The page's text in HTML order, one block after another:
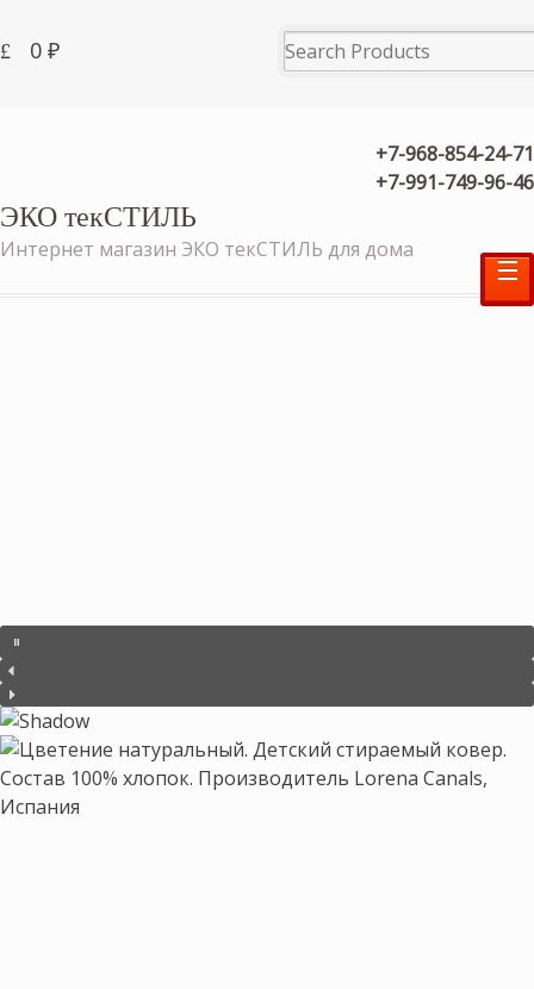
0₽
+7-968-854-24-71
+7-991-749-96-46
ЭКО текСТИЛЬ
Интернет магазин ЭКО текСТИЛЬ для дома
☰